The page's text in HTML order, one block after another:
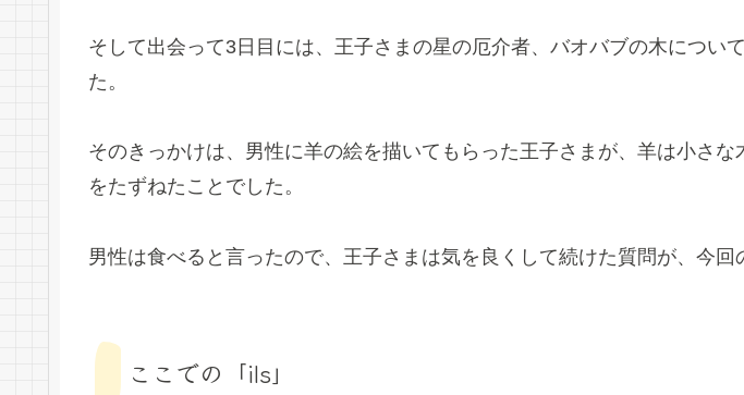
そして出会って3日目には、王子さまの星の厄介者、バオバブの木につい
た。
そのきっかけは、男性に羊の絵を描いてもらった王子さまが、羊は小さな
をたずねたことでした。
男性は食べると言ったので、王子さまは気を良くして続けた質問が、今回
ここでの「ils」